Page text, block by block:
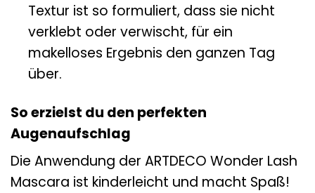
Textur ist so formuliert, dass sie nicht
verklebt oder verwischt, für ein
makelloses Ergebnis den ganzen Tag
über.
So erzielst du den perfekten
Augenaufschlag
Die Anwendung der ARTDECO Wonder Lash
Mascara ist kinderleicht und macht Spaß!